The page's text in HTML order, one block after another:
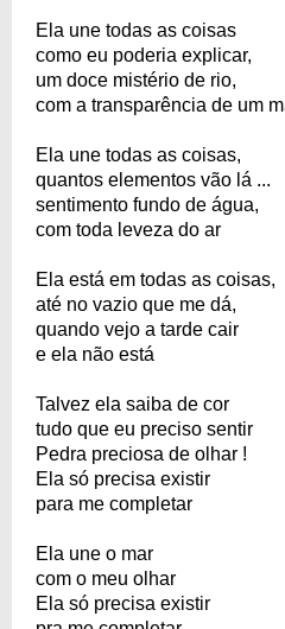
Ela une todas as coisas
como eu poderia explicar,
um doce mistério de rio,
com a transparência de um
Ela une todas as coisas,
quantos elementos vão lá ...
sentimento fundo de água,
com toda leveza do ar
Ela está em todas as coisas,
até no vazio que me dá,
quando vejo a tarde cair
e ela não está
Talvez ela saiba de cor
tudo que eu preciso sentir
Pedra preciosa de olhar !
Ela só precisa existir
para me completar
Ela une o mar
com o meu olhar
Ela só precisa existir